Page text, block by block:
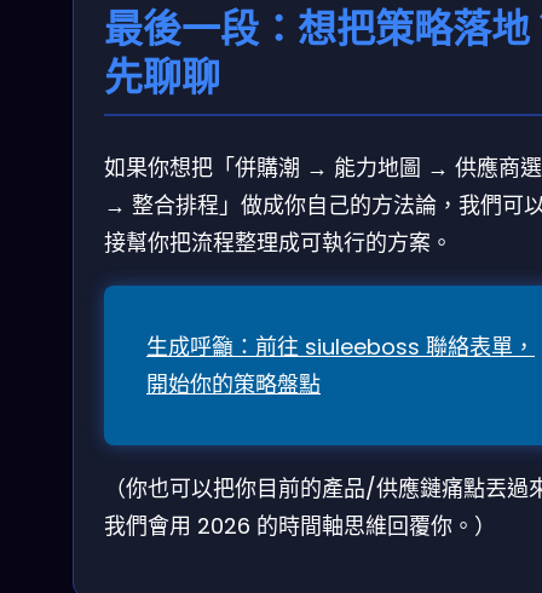
最後一段：想把策略落地
先聊聊
如果你想把「併購潮 → 能力地圖 → 供應商
→ 整合排程」做成你自己的方法論，我們可
接幫你把流程整理成可執行的方案。
生成呼籲：前往 siuleeboss 聯絡表單，
開始你的策略盤點
（你也可以把你目前的產品/供應鏈痛點丟過
我們會用 2026 的時間軸思維回覆你。）